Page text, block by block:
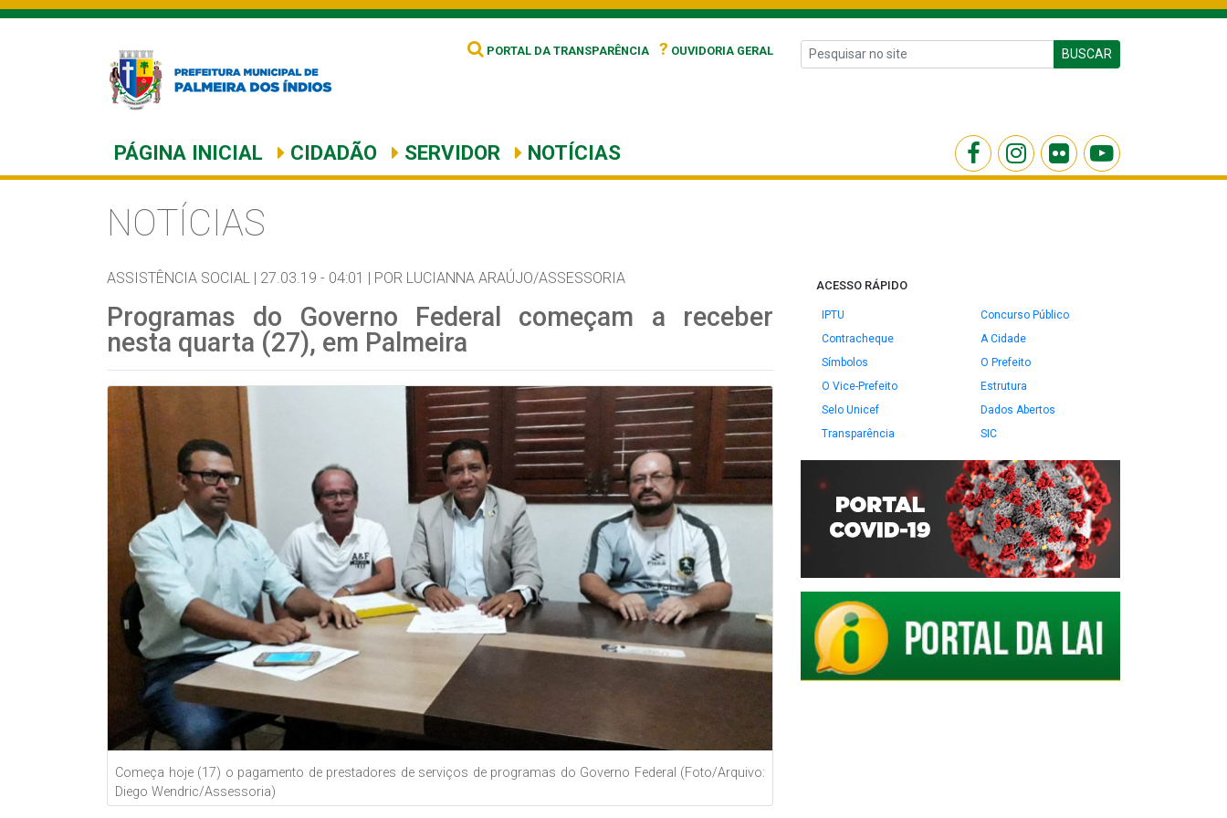
PORTAL DA TRANSPARÊNCIA ? OUVIDORIA GERAL BUSCAR
PÁGINA INICIAL CIDADÃO SERVIDOR NOTÍCIAS
NOTÍCIAS
ASSISTÊNCIA SOCIAL | 27.03.19 - 04:01 | POR LUCIANNA ARAÚJO/ASSESSORIA
Programas do Governo Federal começam a receber
nesta quarta (27), em Palmeira
Começa hoje (17) o pagamento de prestadores de serviços de programas do Governo Federal (Foto/Arquivo:
Diego Wendric/Assessoria)
ACESSO RÁPIDO
IPTU
Concurso Público
Contracheque
A Cidade
Símbolos
O Prefeito
O Vice-Prefeito
Estrutura
Selo Unicef
Dados Abertos
Transparência
SIC